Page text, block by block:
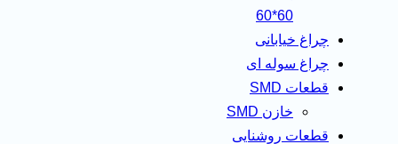
60*60
چراغ خیابانی
چراغ سوله ای
قطعات SMD
خازن SMD
قطعات روشنایی